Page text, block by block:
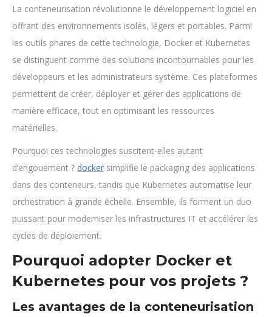
La conteneurisation révolutionne le développement logiciel en
offrant des environnements isolés, légers et portables. Parmi
les outils phares de cette technologie, Docker et Kubernetes
se distinguent comme des solutions incontournables pour les
développeurs et les administrateurs système. Ces plateformes
permettent de créer, déployer et gérer des applications de
manière efficace, tout en optimisant les ressources
matérielles.
Pourquoi ces technologies suscitent-elles autant
d’engouement ? docker simplifie le packaging des applications
dans des conteneurs, tandis que Kubernetes automatise leur
orchestration à grande échelle. Ensemble, ils forment un duo
puissant pour moderniser les infrastructures IT et accélérer les
cycles de déploiement.
Pourquoi adopter Docker et
Kubernetes pour vos projets ?
Les avantages de la conteneurisation